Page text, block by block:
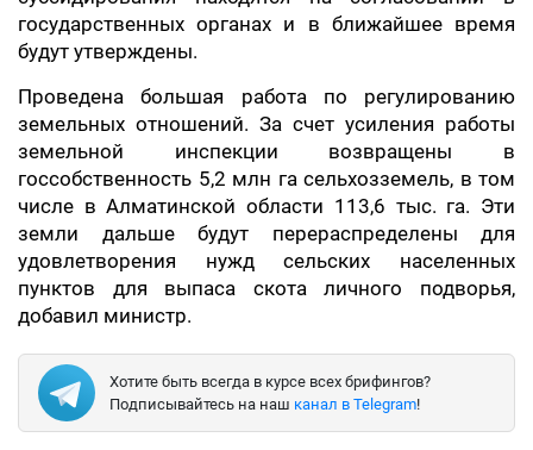
государственных органах и в ближайшее время
будут утверждены.
Проведена большая работа по регулированию
земельных отношений. За счет усиления работы
земельной инспекции возвращены в
госсобственность 5,2 млн га сельхозземель, в том
числе в Алматинской области 113,6 тыс. га. Эти
земли дальше будут перераспределены для
удовлетворения нужд сельских населенных
пунктов для выпаса скота личного подворья,
добавил министр.
Хотите быть всегда в курсе всех брифингов?
Подписывайтесь на наш канал в Telegram!